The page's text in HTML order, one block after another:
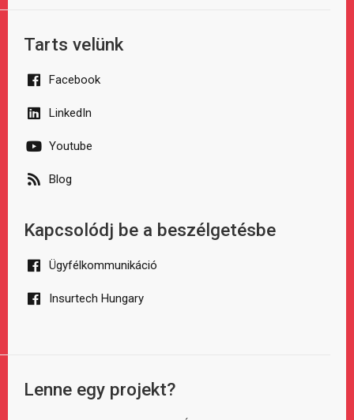
Tarts velünk
Facebook
LinkedIn
Youtube
Blog
Kapcsolódj be a beszélgetésbe
Ügyfélkommunikáció
Insurtech Hungary
Lenne egy projekt?